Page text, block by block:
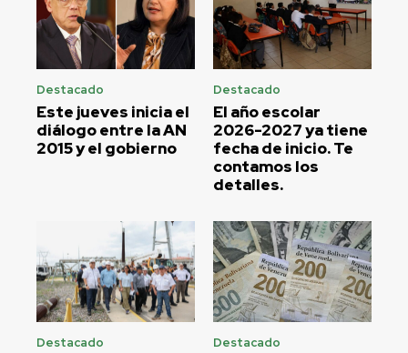
Destacado
Este jueves inicia el
diálogo entre la AN
2015 y el gobierno
Destacado
El año escolar
2026-2027 ya tiene
fecha de inicio. Te
contamos los
detalles.
Destacado Destacado